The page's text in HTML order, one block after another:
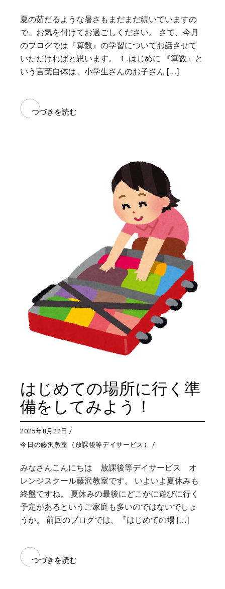
夏の茹だるような暑さもまだまだ続いていますの
で、お気を付けてお過ごしください。 さて、今月
のブログでは『算数』の学習についてお話させて
いただければと思います。 １.はじめに 『算数』と
いう言葉自体は、小学生さんのお子さん […]
つづきを読む
はじめての場所に行く準
備をしてみよう！
2025年8月22日
今日の藤沢教室（放課後等デイサービス）
みなさんこんにちは 放課後等デイサービス オ
レンジスクール藤沢教室です。 いよいよ夏休みも
終盤ですね。 夏休みの最後にどこかに遊びに行く
予定があるというご家庭も多いのではないでしょ
うか。 前回のブログでは、『はじめての場 […]
つづきを読む